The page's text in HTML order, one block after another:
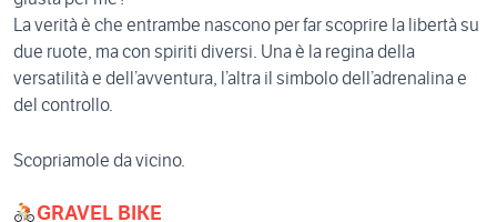
La verità è che entrambe nascono per far scoprire la libertà su
due ruote, ma con spiriti diversi. Una è la regina della
versatilità e dell’avventura, l’altra il simbolo dell’adrenalina e
del controllo.
Scopriamole da vicino.
GRAVEL BIKE